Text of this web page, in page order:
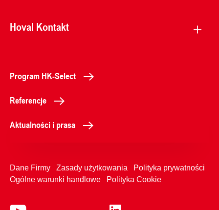
Hoval Kontakt
Program HK-Select
Referencje
Aktualności i prasa
Dane Firmy Zasady użytkowania
Polityka prywatności
Ogólne warunki handlowe
Polityka Cookie